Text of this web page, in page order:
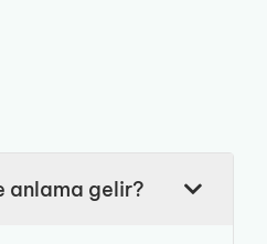
anlama gelir?